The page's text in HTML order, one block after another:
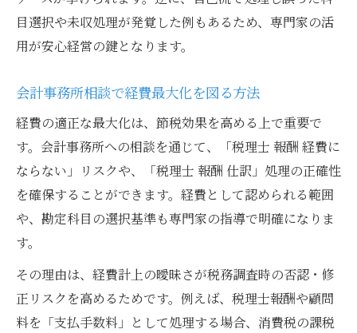
目選択や未収処理が発覚した例もあるため、専門家の活
用が安心経営の鍵となります。
会計事務所相談で経費最大化を図る方法
経費の適正な最大化は、節税効果を高める上で重要で
す。会計事務所への相談を通じて、「税理士 報酬 経費に
ならない」リスクや、「税理士 報酬 仕訳」処理の正確性
を確保することができます。経費として認められる範囲
や、勘定科目の選択基準も専門家の指導で明確になりま
す。
その理由は、経費計上の曖昧さが税務調査時の否認・修
正リスクを高めるためです。例えば、税理士報酬や顧問
料を「支払手数料」として処理する場合、消費税の課税